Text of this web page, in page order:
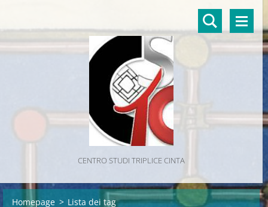
CENTRO STUDI TRIPLICE CINTA
Homepage > Lista dei tag